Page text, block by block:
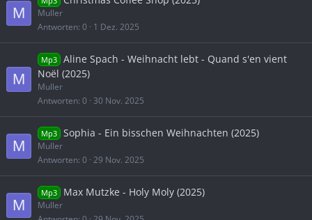
M
Muller
Antworten 0 1 Dez. 2025
M
Mp3
Aline Spach - Weihnacht lebt - Quand s'en vient
Noël (2025)
Muller
Antworten 0 30 Nov. 2025
M
Mp3 Sophia - Ein bisschen Weihnachten (2025)
Muller
Antworten 0 29 Nov. 2025
M
Mp3 Max Mutzke - Holy Moly (2025)
Muller